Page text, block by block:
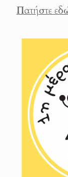
Πατήστε